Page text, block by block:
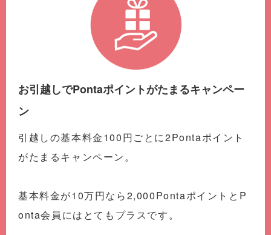
お引越しでPontaポイントがたまるキャンペー
ン
引越しの基本料金100円ごとに2Pontaポイント
がたまるキャンペーン。
基本料金が10万円なら2,000PontaポイントとP
onta会員にはとてもプラスです。